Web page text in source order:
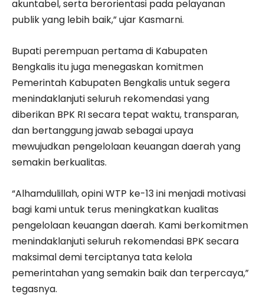
akuntabel, serta berorientasi pada pelayanan
publik yang lebih baik,” ujar Kasmarni.
Bupati perempuan pertama di Kabupaten
Bengkalis itu juga menegaskan komitmen
Pemerintah Kabupaten Bengkalis untuk segera
menindaklanjuti seluruh rekomendasi yang
diberikan BPK RI secara tepat waktu, transparan,
dan bertanggung jawab sebagai upaya
mewujudkan pengelolaan keuangan daerah yang
semakin berkualitas.
“Alhamdulillah, opini WTP ke-13 ini menjadi motivasi
bagi kami untuk terus meningkatkan kualitas
pengelolaan keuangan daerah. Kami berkomitmen
menindaklanjuti seluruh rekomendasi BPK secara
maksimal demi terciptanya tata kelola
pemerintahan yang semakin baik dan terpercaya,”
tegasnya.